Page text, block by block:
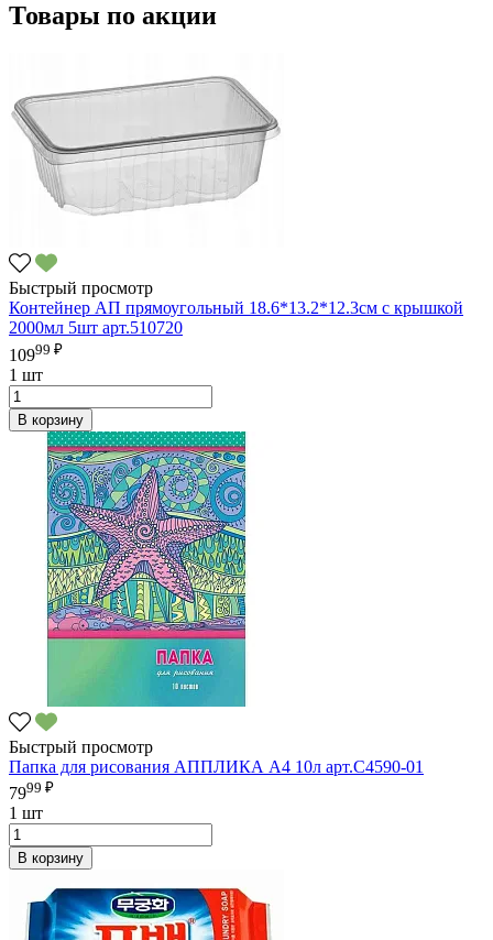
Товары по акции
Быстрый просмотр
Контейнер АП прямоугольный 18.6*13.2*12.3см с крышкой
2000мл 5шт арт.510720
10999 ₽
1 шт
В корзину
Быстрый просмотр
Папка для рисования АППЛИКА А4 10л арт.С4590-01
7999 ₽
1 шт
В корзину